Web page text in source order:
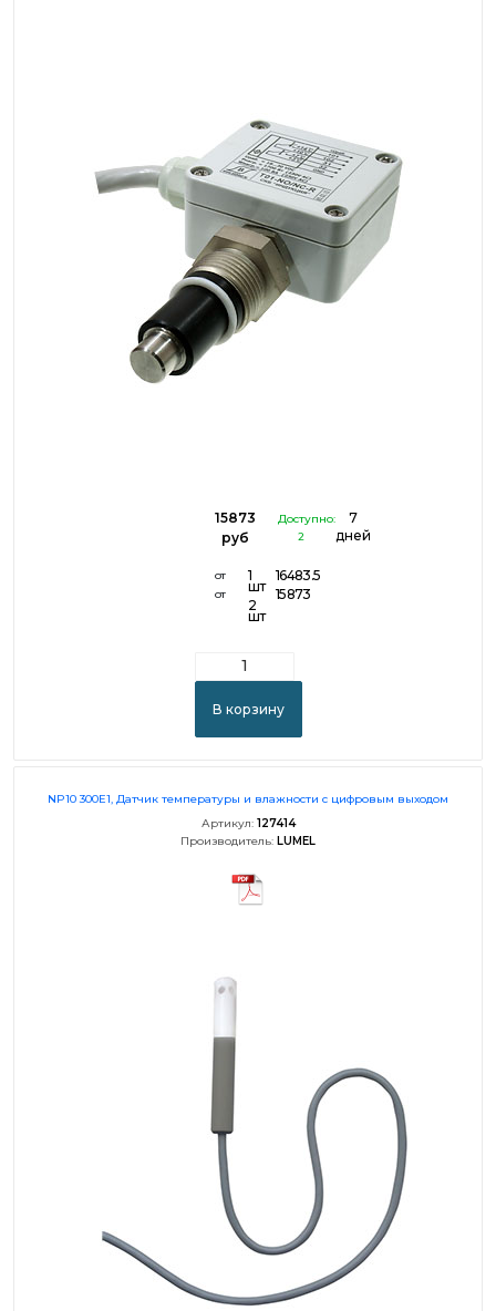
15873
руб
Доступно:
2
7
дней
от
от
1
шт
2
шт
16483.5
15873
В корзину
NP10 300E1, Датчик температуры и влажности с цифровым выходом
Артикул: 127414
Производитель: LUMEL